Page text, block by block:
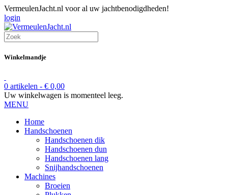
VermeulenJacht.nl voor al uw jachtbenodigdheden!
login
Winkelmandje
0 artikelen - € 0,00
Uw winkelwagen is momenteel leeg.
MENU
Home
Handschoenen
Handschoenen dik
Handschoenen dun
Handschoenen lang
Snijhandschoenen
Machines
Broeien